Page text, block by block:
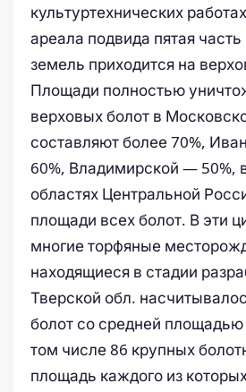
культуртехнических
ареала подвида пятая
земель приходится на
Площади полностью
верховых болот в
составляют более 70%,
60%, Владимирской — 50%,
областях Центральной
площади всех болот. В эти
многие торфяные
находящиеся в стадии
Тверской обл.
болот со средней площадью
том числе 86 крупных
площадь каждого из